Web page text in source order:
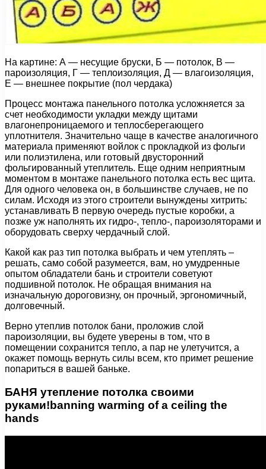
На картине: А — несущие бруски, Б — потолок, В —
пароизоляция, Г — теплоизоляция, Д — влагоизоляция,
Е — внешнее покрытие (пол чердака)
Процесс монтажа панельного потолка усложняется за
счет необходимости укладки между щитами
влагонепроницаемого и теплосберегающего
уплотнителя. Значительно чаще в качестве аналогичного
материала применяют войлок с прокладкой из фольги
или полиэтилена, или готовый двусторонний
фольгированный утеплитель. Еще одним неприятным
моментом в монтаже панельного потолка есть вес щита.
Для одного человека он, в большинстве случаев, не по
силам. Исходя из этого строители вынуждены хитрить:
устанавливать В первую очередь пустые коробки, а
позже уж наполнять их гидро-, тепло-, пароизоляторами и
оборудовать сверху чердачный слой.
Какой как раз тип потолка выбрать и чем утеплять –
решать, само собой разумеется, вам, но умудренные
опытом обладатели бань и строители советуют
подшивной потолок. Не обращая внимания на
изначальную дороговизну, он прочный, эргономичный,
долговечный.
Верно утеплив потолок бани, проложив слой
пароизоляции, вы будете уверены в том, что в
помещении сохранится тепло, а пар не улетучится, а
окажет помощь вернуть силы всем, кто примет решение
попариться в вашей баньке.
БАНЯ утепление потолка своими
руками!banning warming of a ceiling the
hands